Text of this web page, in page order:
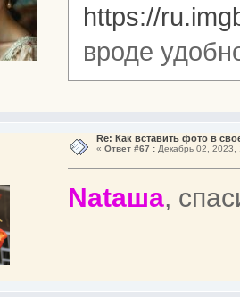
https://
вроде
Re: Как вставить фото в
« Ответ #67 :Декабрь 02, 2023,
Nataшa,